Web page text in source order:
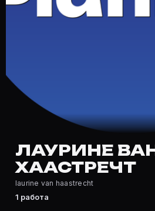
Где снимался Лаурине Ван
Лаурине Ван Хаастречт —
Где открыть фильмографию
На Movie Planner: https://
ЛАУРИНЕ
ХААСТРЕЧТ
laurine van haastrecht
1 работа